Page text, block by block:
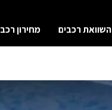
השוואת רכבים מחירון רכב